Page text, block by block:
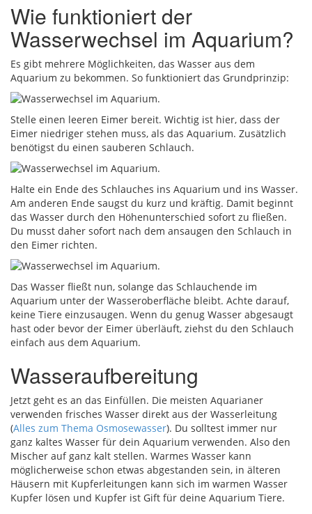
Wie funktioniert der
Wasserwechsel im Aquarium?
Es gibt mehrere Möglichkeiten, das Wasser aus dem
Aquarium zu bekommen. So funktioniert das Grundprinzip:
Stelle einen leeren Eimer bereit. Wichtig ist hier, dass der
Eimer niedriger stehen muss, als das Aquarium. Zusätzlich
benötigst du einen sauberen Schlauch.
Halte ein Ende des Schlauches ins Aquarium und ins Wasser.
Am anderen Ende saugst du kurz und kräftig. Damit beginnt
das Wasser durch den Höhenunterschied sofort zu fließen.
Du musst daher sofort nach dem ansaugen den Schlauch in
den Eimer richten.
Das Wasser fließt nun, solange das Schlauchende im
Aquarium unter der Wasseroberfläche bleibt. Achte darauf,
keine Tiere einzusaugen. Wenn du genug Wasser abgesaugt
hast oder bevor der Eimer überläuft, ziehst du den Schlauch
einfach aus dem Aquarium.
Wasseraufbereitung
Jetzt geht es an das Einfüllen. Die meisten Aquarianer
verwenden frisches Wasser direkt aus der Wasserleitung
(Alles zum Thema Osmosewasser). Du solltest immer nur
ganz kaltes Wasser für dein Aquarium verwenden. Also den
Mischer auf ganz kalt stellen. Warmes Wasser kann
möglicherweise schon etwas abgestanden sein, in älteren
Häusern mit Kupferleitungen kann sich im warmen Wasser
Kupfer lösen und Kupfer ist Gift für deine Aquarium Tiere.